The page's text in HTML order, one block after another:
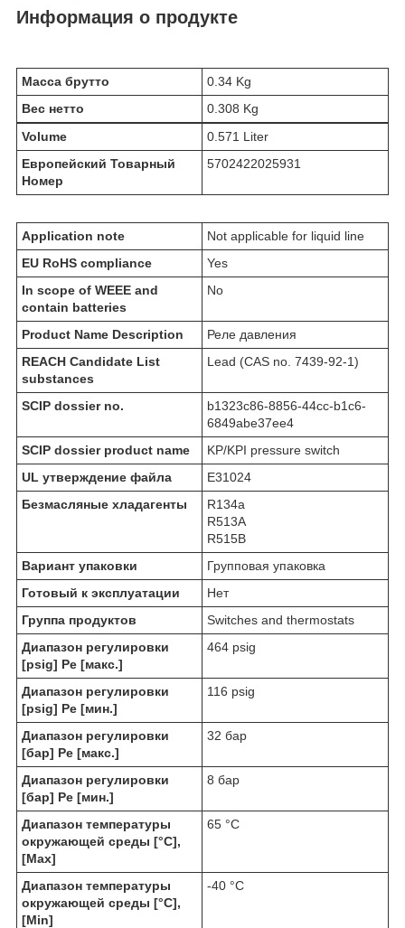
Информация о продукте
Масса брутто
0.34 Kg
Вес нетто
0.308 Kg
Volume
0.571 Liter
Европейский Товарный
Номер
5702422025931
Application note
Not applicable for liquid line
EU RoHS compliance
Yes
In scope of WEEE and
contain batteries
No
Product Name Description
Реле давления
REACH Candidate List
substances
Lead (CAS no. 7439-92-1)
SCIP dossier no.
b1323c86-8856-44cc-b1c6-
6849abe37ee4
SCIP dossier product name
KP/KPI pressure switch
UL утверждение файла
E31024
Безмасляные хладагенты
R134a
R513A
R515B
Вариант упаковки
Групповая упаковка
Готовый к эксплуатации
Нет
Группа продуктов
Switches and thermostats
Диапазон регулировки
[psig] Pe [макс.]
464 psig
Диапазон регулировки
[psig] Pe [мин.]
116 psig
Диапазон регулировки
[бар] Pe [макс.]
32 бар
Диапазон регулировки
[бар] Pe [мин.]
8 бар
Диапазон температуры
окружающей среды [°C],
[Max]
65 °C
Диапазон температуры
окружающей среды [°C],
[Min]
-40 °C